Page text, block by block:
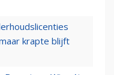
krapte blijft